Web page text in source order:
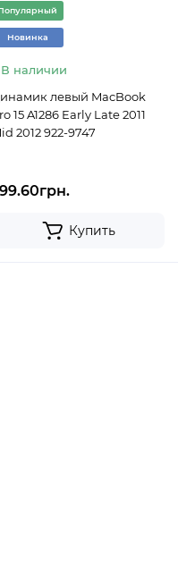
Новинка
В наличии
левый MacBook
15 A1286 Early Late 2011
2012 922-9747
Купить